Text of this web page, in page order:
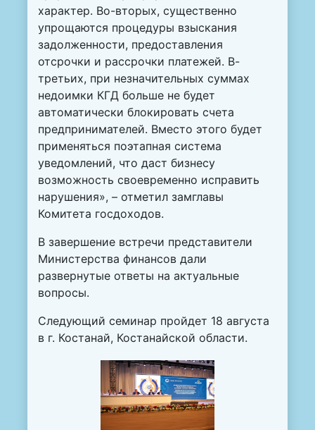
характер. Во-вторых, существенно
упрощаются процедуры взыскания
задолженности, предоставления
отсрочки и рассрочки платежей. В-
третьих, при незначительных суммах
недоимки КГД больше не будет
автоматически блокировать счета
предпринимателей. Вместо этого будет
применяться поэтапная система
уведомлений, что даст бизнесу
возможность своевременно исправить
нарушения», – отметил замглавы
Комитета госдоходов.
В завершение встречи представители
Министерства финансов дали
развернутые ответы на актуальные
вопросы.
Следующий семинар пройдет 18 августа
в г. Костанай, Костанайской области.